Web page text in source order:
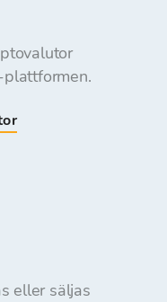
plattformen.
eller säljas